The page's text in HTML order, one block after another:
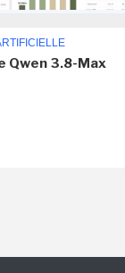
Qwen 3.8-Max